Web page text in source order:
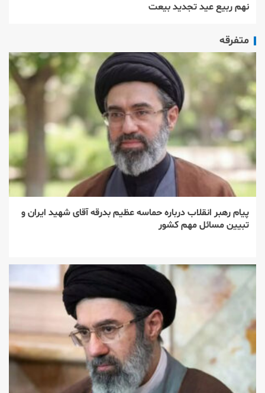
نهم ربیع عید تجدید بیعت
متفرقه
پیام رهبر انقلاب درباره حماسه عظیم بدرقه آقای شهید ایران و
تبیین مسائل مهم کشور